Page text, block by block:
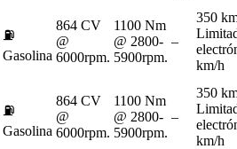
⛽
Gasolina
864 CV
@
6000rpm.
1100 Nm
@ 2800-
5900rpm.
–
350
km/h
⛽
Gasolina
864 CV
@
6000rpm.
1100 Nm
@ 2800-
5900rpm.
–
350
km/h